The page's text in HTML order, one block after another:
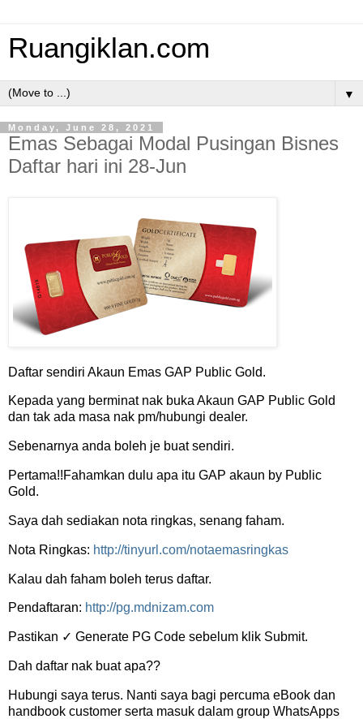
Ruangiklan.com
▼
Monday, June 28, 2021
Emas Sebagai Modal Pusingan Bisnes
Daftar hari ini 28-Jun
Daftar sendiri Akaun Emas GAP Public Gold.
Kepada yang berminat nak buka Akaun GAP Public Gold
dan tak ada masa nak pm/hubungi dealer.
Sebenarnya anda boleh je buat sendiri.
Pertama!!Fahamkan dulu apa itu GAP akaun by Public
Gold.
Saya dah sediakan nota ringkas, senang faham.
Nota Ringkas: http://tinyurl.com/notaemasringkas
Kalau dah faham boleh terus daftar.
Pendaftaran: http://pg.mdnizam.com
Pastikan ✓ Generate PG Code sebelum klik Submit.
Dah daftar nak buat apa??
Hubungi saya terus. Nanti saya bagi percuma eBook dan
handbook customer serta masuk dalam group WhatsApps